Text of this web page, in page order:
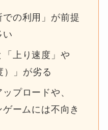
の利用」が前提
い
上り速度」や
）」が劣る
プロードや、
ームには不向き